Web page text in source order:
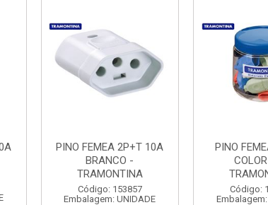
PINO FEMEA 2P+T 10A
BRANCO -
TRAMONTINA
Código: 153857
Embalagem: UNIDADE
PINO
Código: